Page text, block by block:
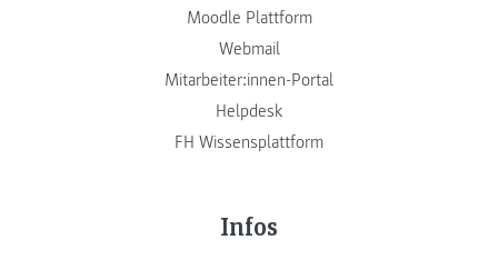
Moodle Plattform
Webmail
Mitarbeiter:innen-Portal
Helpdesk
FH Wissensplattform
Infos